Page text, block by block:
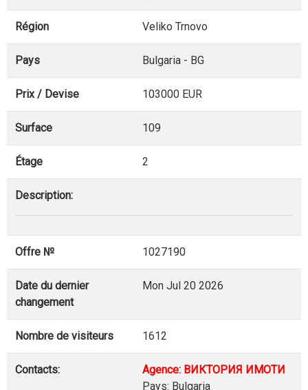
Région Veliko Trnovo
Pays Bulgaria - BG
Prix / Devise 103000 EUR
Surface 109
Étage 2
Description:
Offre № 1027190
Date du dernier
changement
Mon Jul 20 2026
Nombre de visiteurs 1612
Contacts:
Agence: ВИКТОРИЯ ИМОТИ
Pays: Bulgaria